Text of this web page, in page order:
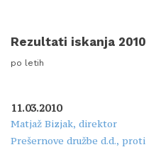
Rezultati iskanja 2010
po letih
11.03.2010
Matjaž Bizjak, direktor
Prešernove družbe d.d., proti